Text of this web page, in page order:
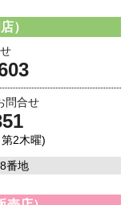
）
問合せ
2木曜)
番地